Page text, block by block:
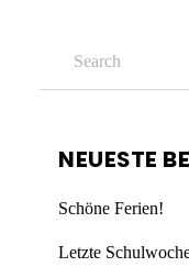
NEUESTE
Schöne Ferien!
Letzte